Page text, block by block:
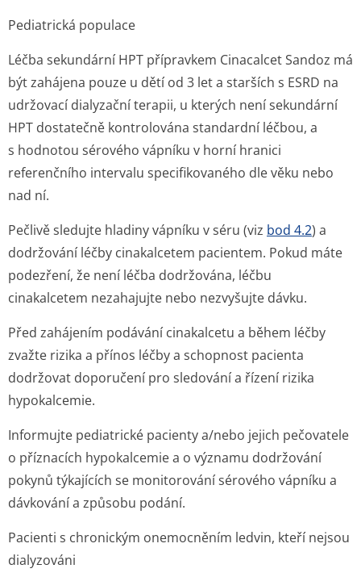
Pediatrická populace
Léčba sekundární HPT přípravkem Cinacalcet Sandoz má
být zahájena pouze u dětí od 3 let a starších s ESRD na
udržovací dialyzační terapii, u kterých není sekundární
HPT dostatečně kontrolována standardní léčbou, a
s hodnotou sérového vápníku v horní hranici
referenčního intervalu specifikovaného dle věku nebo
nad ní.
Pečlivě sledujte hladiny vápníku v séru (viz bod 4.2) a
dodržování léčby cinakalcetem pacientem. Pokud máte
podezření, že není léčba dodržována, léčbu
cinakalcetem nezahajujte nebo nezvyšujte dávku.
Před zahájením podávání cinakalcetu a během léčby
zvažte rizika a přínos léčby a schopnost pacienta
dodržovat doporučení pro sledování a řízení rizika
hypokalcemie.
Informujte pediatrické pacienty a/nebo jejich pečovatele
o příznacích hypokalcemie a o významu dodržování
pokynů týkajících se monitorování sérového vápníku a
dávkování a způsobu podání.
Pacienti s chronickým onemocněním ledvin, kteří nejsou
dialyzováni